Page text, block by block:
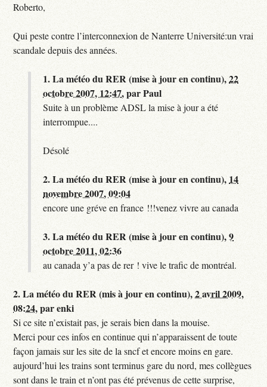
Roberto,
Qui peste contre l’interconnexion de Nanterre Université:un vrai
scandale depuis des années.
1.La météo du RER (mise à jour en continu),22
octobre 2007, 12:47,parPaul
Suite à un problème ADSL la mise à jour a été
interrompue....
Désolé
2.La météo du RER (mise à jour en continu), 14
novembre 2007, 09:04
encore une gréve en france !!!venez vivre au canada
3.La météo du RER (mise à jour en continu),9
octobre 2011, 02:36
au canada y’a pas de rer ! vive le trafic de montréal.
2.La météo du RER (mis à jour en continu),2 avril 2009,
08:24,parenki
Si ce site n’existait pas, je serais bien dans la mouise.
Merci pour ces infos en continue qui n’apparaissent de toute
façon jamais sur les site de la sncf et encore moins en gare.
aujourd’hui les trains sont terminus gare du nord, mes collègues
sont dans le train et n’ont pas été prévenus de cette surprise,